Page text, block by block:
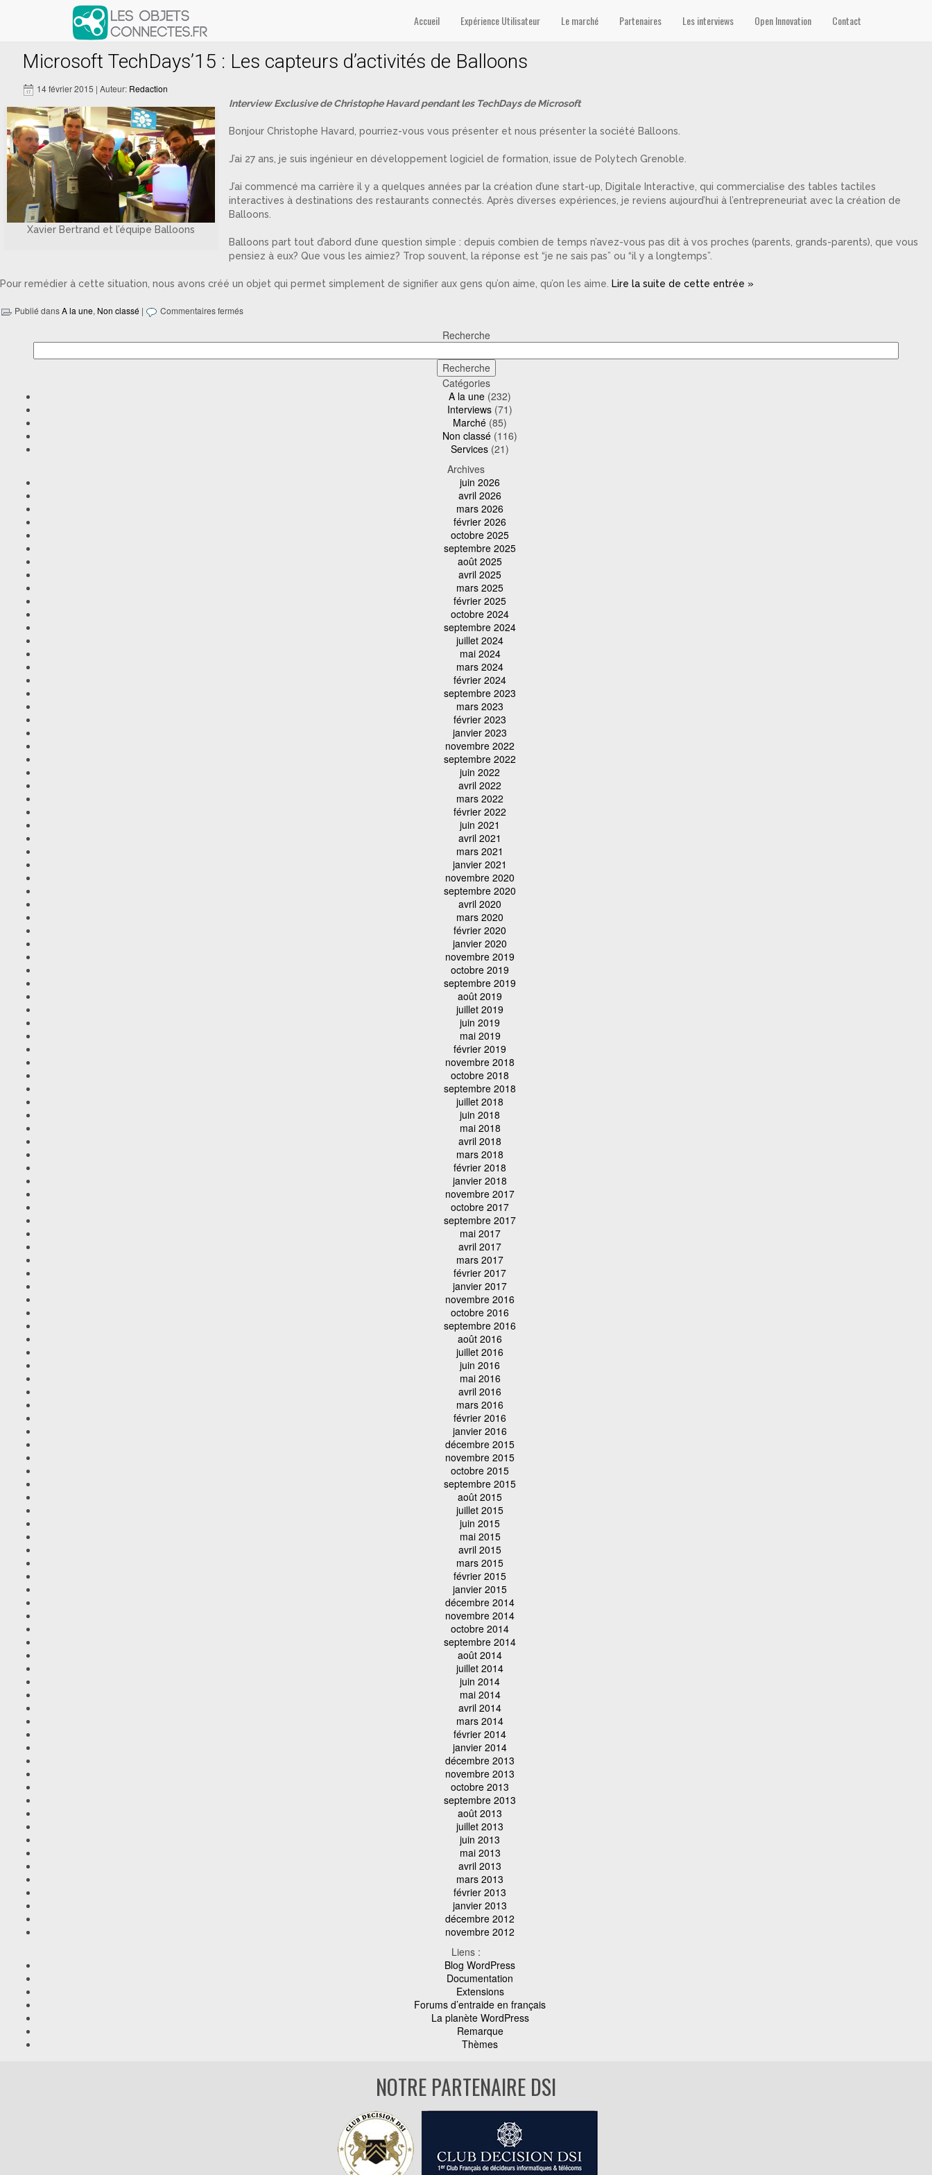
Accueil Expérience Utilisateur Le marché Partenaires Les interviews Open Innovation Contact
Articles avec le tag ‘Polytech Grenoble’
Microsoft TechDays’15 : Les capteurs d’activités de Balloons
14 février 2015 | Auteur: Redaction
Xavier Bertrand et l’équipe Balloons
Interview Exclusive de Christophe Havard pendant les TechDays de Microsoft
Bonjour Christophe Havard, pourriez-vous vous présenter et nous présenter la société Balloons.
J’ai 27 ans, je suis ingénieur en développement logiciel de formation, issue de Polytech Grenoble.
J’ai commencé ma carrière il y a quelques années par la création d’une start-up, Digitale Interactive, qui commercialise des tables tactiles
interactives à destinations des restaurants connectés. Après diverses expériences, je reviens aujourd’hui à l’entrepreneuriat avec la création de
Balloons.
Balloons part tout d’abord d’une question simple : depuis combien de temps n’avez-vous pas dit à vos proches (parents, grands-parents), que vous
pensiez à eux? Que vous les aimiez? Trop souvent, la réponse est “je ne sais pas” ou “il y a longtemps”.
Pour remédier à cette situation, nous avons créé un objet qui permet simplement de signifier aux gens qu’on aime, qu’on les aime. Lire la suite de cette entrée »
Publié dansA la une, Non classé | Commentaires fermés
Recherche
Catégories
A la une (232)
Interviews (71)
Marché (85)
Non classé (116)
Services (21)
Archives
juin 2026
avril 2026
mars 2026
février 2026
octobre 2025
septembre 2025
août 2025
avril 2025
mars 2025
février 2025
octobre 2024
septembre 2024
juillet 2024
mai 2024
mars 2024
février 2024
septembre 2023
mars 2023
février 2023
janvier 2023
novembre 2022
septembre 2022
juin 2022
avril 2022
mars 2022
février 2022
juin 2021
avril 2021
mars 2021
janvier 2021
novembre 2020
septembre 2020
avril 2020
mars 2020
février 2020
janvier 2020
novembre 2019
octobre 2019
septembre 2019
août 2019
juillet 2019
juin 2019
mai 2019
février 2019
novembre 2018
octobre 2018
septembre 2018
juillet 2018
juin 2018
mai 2018
avril 2018
mars 2018
février 2018
janvier 2018
novembre 2017
octobre 2017
septembre 2017
mai 2017
avril 2017
mars 2017
février 2017
janvier 2017
novembre 2016
octobre 2016
septembre 2016
août 2016
juillet 2016
juin 2016
mai 2016
avril 2016
mars 2016
février 2016
janvier 2016
décembre 2015
novembre 2015
octobre 2015
septembre 2015
août 2015
juillet 2015
juin 2015
mai 2015
avril 2015
mars 2015
février 2015
janvier 2015
décembre 2014
novembre 2014
octobre 2014
septembre 2014
août 2014
juillet 2014
juin 2014
mai 2014
avril 2014
mars 2014
février 2014
janvier 2014
décembre 2013
novembre 2013
octobre 2013
septembre 2013
août 2013
juillet 2013
juin 2013
mai 2013
avril 2013
mars 2013
février 2013
janvier 2013
décembre 2012
novembre 2012
Liens :
Blog WordPress
Documentation
Extensions
Forums d’entraide en français
La planète WordPress
Remarque
Thèmes
NOTRE PARTENAIRE DSI